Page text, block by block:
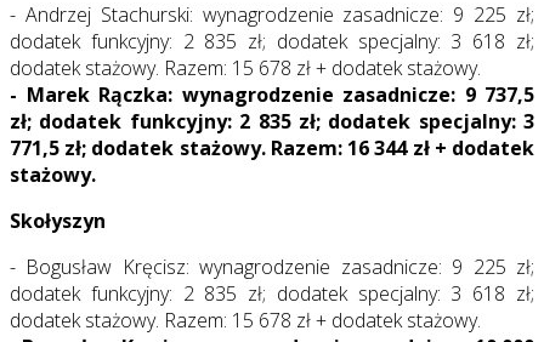
- Andrzej Stachurski: wynagrodzenie zasadnicze: 9 225 zł;
dodatek funkcyjny: 2 835 zł; dodatek specjalny: 3 618 zł;
dodatek stażowy. Razem: 15 678 zł + dodatek stażowy.
- Marek Rączka: wynagrodzenie zasadnicze: 9 737,5
zł; dodatek funkcyjny: 2 835 zł; dodatek specjalny: 3
771,5 zł; dodatek stażowy. Razem: 16 344 zł + dodatek
stażowy.
Skołyszyn
- Bogusław Kręcisz: wynagrodzenie zasadnicze: 9 225 zł;
dodatek funkcyjny: 2 835 zł; dodatek specjalny: 3 618 zł;
dodatek stażowy. Razem: 15 678 zł + dodatek stażowy.